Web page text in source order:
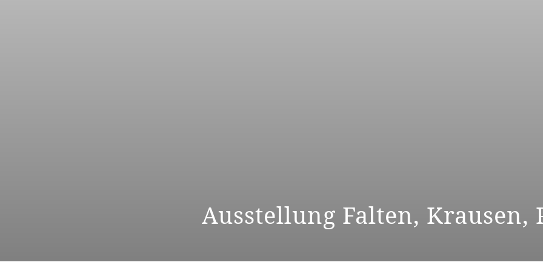
Ausstellung Falten, Krausen,